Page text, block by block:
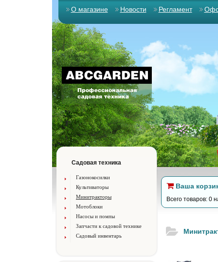
О магазине Новости Регламент
Садовая техника
Газонокосилки
Культиваторы
Минитракторы
Мотоблоки
Насосы и помпы
Запчасти к садовой технике
Садовый инвентарь
Ваша
Всего товаров: 0